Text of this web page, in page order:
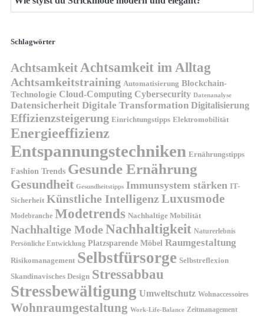
Schlagwörter
AchtsamkeitAchtsamkeit im Alltag
Achtsamkeitstraining Automatisierung Blockchain-
Technologie Cloud-Computing Cybersecurity Datenanalyse
Datensicherheit Digitale Transformation Digitalisierung
Effizienzsteigerung Einrichtungstipps Elektromobilität
Energieeffizienz
Entspannungstechniken Ernährungstipps
Fashion Trends Gesunde Ernährung
Gesundheit Gesundheitstipps Immunsystem stärken IT-
Sicherheit Künstliche IntelligenzLuxusmode
Modebranche Modetrends Nachhaltige Mobilität
Nachhaltige ModeNachhaltigkeit Naturerlebnis
Persönliche Entwicklung Platzsparende Möbel Raumgestaltung
Risikomanagement Selbstfürsorge Selbstreflexion
Skandinavisches Design Stressabbau
Stressbewältigung Umweltschutz Wohnaccessoires
Wohnraumgestaltung Work-Life-Balance Zeitmanagement